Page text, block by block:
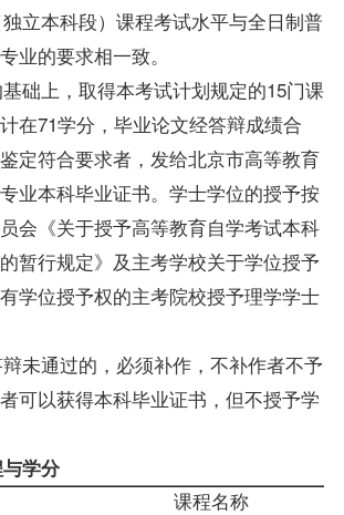
立本科段） 课程考试水平与全日制普
业的要求相一致。
础上，取得本考试计划规定的15门课
在71学分，毕业论文经答辩成绩合
定符合要求者，发给北京市高等教育
业本科毕业证书。学士学位的授予按
会《关于授予高等教育自学考试本科
暂行规定》及主考学校关于学位授予
学位授予权的主考院校授予理学学士
未通过的，必须补作，不补作者不予
可以获得本科毕业证书，但不授予学
学分
课程名称